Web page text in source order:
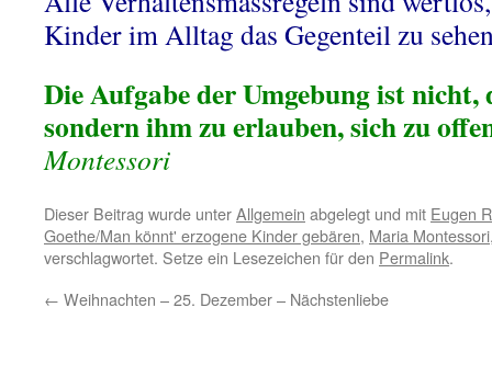
Kinder im Alltag das Gegenteil zu
Die Aufgabe der Umgebung ist
sondern ihm zu erlauben, sich zu
Montessori
Dieser Beitrag wurde unterAllgemein abgelegt und mit Eugen
Goethe/Man könnt' erzogene Kinder gebären, Maria Montessori
verschlagwortet. Setze ein Lesezeichen für den Permalink.
← Weihnachten – 25. Dezember – Nächstenliebe